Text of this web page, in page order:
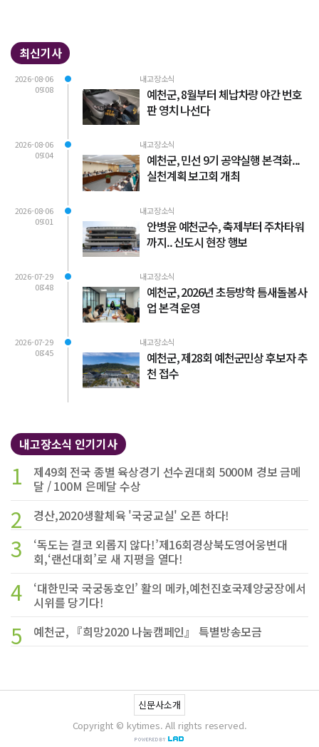
최신기사
2026-08-06
09:08
내고장소식
예천군, 8월부터 체납차량 야간 번호
판 영치 나선다
2026-08-06
09:04
내고장소식
예천군, 민선 9기 공약실행 본격화...
실천계획 보고회 개최
2026-08-06
09:01
내고장소식
안병윤 예천군수, 축제부터 주차타워
까지.. 신도시 현장 행보
2026-07-29
08:48
내고장소식
예천군, 2026년 초등방학 틈새돌봄사
업 본격 운영
2026-07-29
08:45
내고장소식
예천군, 제28회 예천군민상 후보자 추
천 접수
내고장소식 인기기사
1
제49회 전국 종별 육상경기 선수권대회 5000M 경보 금메
달 / 100M 은메달 수상
2 경산,2020생활체육 '국궁교실' 오픈 하다!
3
‘독도는 결코 외롭지 않다!’제16회경상북도영어웅변대
회,‘랜선대회’로 새 지평을 열다!
4
‘대한민국 국궁동호인’ 활의 메카,예천진호국제양궁장에서
시위를 당기다!
5 예천군, 『희망2020 나눔캠페인』 특별방송모금
신문사소개
Copyright © kytimes. All rights reserved.